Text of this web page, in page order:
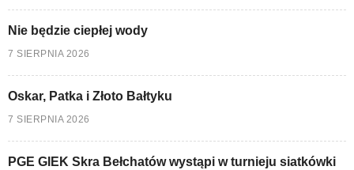
Nie będzie ciepłej wody
7 SIERPNIA 2026
Oskar, Patka i Złoto Bałtyku
7 SIERPNIA 2026
PGE GIEK Skra Bełchatów wystąpi w turnieju siatkówki